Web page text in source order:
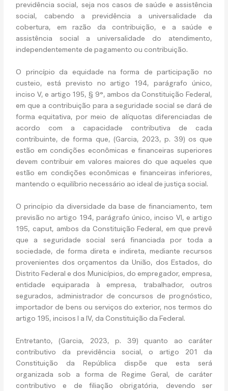
previdência social, seja nos casos de saúde e assistência
social, cabendo a previdência a universalidade da
cobertura, em razão da contribuição, e a saúde e
assistência social a universalidade do atendimento,
independentemente de pagamento ou contribuição.
O princípio da equidade na forma de participação no
custeio, está previsto no artigo 194, parágrafo único,
inciso V, e artigo 195, § 9°, ambos da Constituição Federal,
em que a contribuição para a seguridade social se dará de
forma equitativa, por meio de alíquotas diferenciadas de
acordo com a capacidade contributiva de cada
contribuinte, de forma que, (Garcia, 2023, p. 39) os que
estão em condições econômicas e financeiras superiores
devem contribuir em valores maiores do que aqueles que
estão em condições econômicas e financeiras inferiores,
mantendo o equilíbrio necessário ao ideal de justiça social.
O princípio da diversidade da base de financiamento, tem
previsão no artigo 194, parágrafo único, inciso VI, e artigo
195, caput, ambos da Constituição Federal, em que prevê
que a seguridade social será financiada por toda a
sociedade, de forma direta e indireta, mediante recursos
provenientes dos orçamentos da União, dos Estados, do
Distrito Federal e dos Municípios, do empregador, empresa,
entidade equiparada à empresa, trabalhador, outros
segurados, administrador de concursos de prognóstico,
importador de bens ou serviços do exterior, nos termos do
artigo 195, incisos I a IV, da Constituição da Federal.
Entretanto, (Garcia, 2023, p. 39) quanto ao caráter
contributivo da previdência social, o artigo 201 da
Constituição da República dispõe que esta será
organizada sob a forma de Regime Geral, de caráter
contributivo e de filiação obrigatória, devendo ser